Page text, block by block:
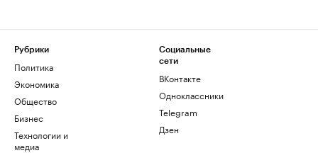
Рубрики
Политика
Экономика
Общество
Бизнес
Технологии и
медиа
Социальные
сети
ВКонтакте
Одноклассники
Telegram
Дзен